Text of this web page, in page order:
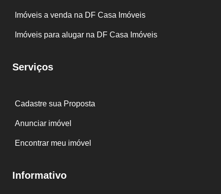
Imóveis a venda na DF Casa Imóveis
Imóveis para alugar na DF Casa Imóveis
Serviços
Cadastre sua Proposta
Anunciar imóvel
Encontrar meu imóvel
Informativo